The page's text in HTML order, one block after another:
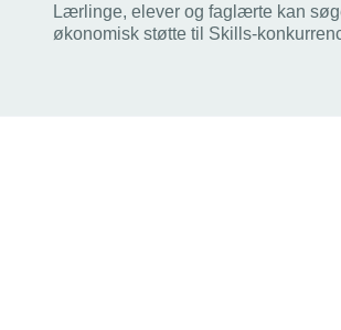
Lærlinge, elever og faglærte kan
økonomisk støtte til Skills-